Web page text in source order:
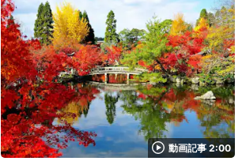
動画記事 2:00